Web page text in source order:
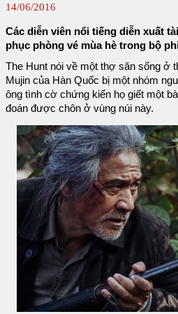
14/06/2016
Các diễn viên nổi tiếng diễn xuất
phục phòng vé mùa hè trong bộ
The Hunt nói về một thợ săn sống ở
Mujin của Hàn Quốc bị một nhóm
ông tình cờ chứng kiến họ giết một
đoán được chôn ở vùng núi này.